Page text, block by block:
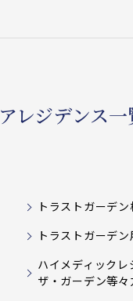
レジデンス一
トラストガーデン
トラストガーデ
ハイメディックレ
ザ・ガーデン等々